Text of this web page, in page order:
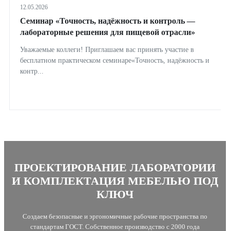
12.05.2026
Семинар «Точность, надёжность и контроль —
лабораторные решения для пищевой отрасли»
Уважаемые коллеги! Приглашаем вас принять участие в
бесплатном практическом семинаре«Точность, надёжность и
контр...
ПРОЕКТИРОВАНИЕ ЛАБОРАТОРИИ
И КОМПЛЕКТАЦИЯ МЕБЕЛЬЮ ПОД
КЛЮЧ
Создаем безопасные и эргономичные рабочие пространства по
стандартам ГОСТ. Собственное производство с 2000 года